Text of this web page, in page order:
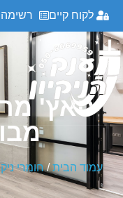
לקוח קיים רשימה
טאץ'
עמוד הבית/חומרי